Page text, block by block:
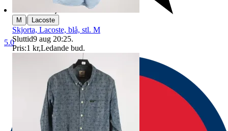
5.0
M | Lacoste
Skjorta, Lacoste, blå, stl. M
Sluttid9 aug 20:25.
Pris:1 kr,Ledande bud.